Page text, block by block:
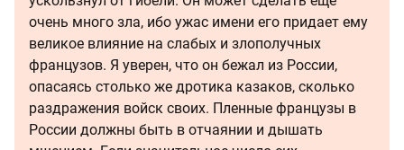
очень много зла, ибо ужас имени его придает ему
великое влияние на слабых и злополучных
французов. Я уверен, что он бежал из России,
опасаясь столько же дротика казаков, сколько
раздражения войск своих. Пленные французы в
России должны быть в отчаянии и дышать